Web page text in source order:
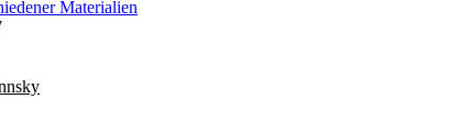
Materialien